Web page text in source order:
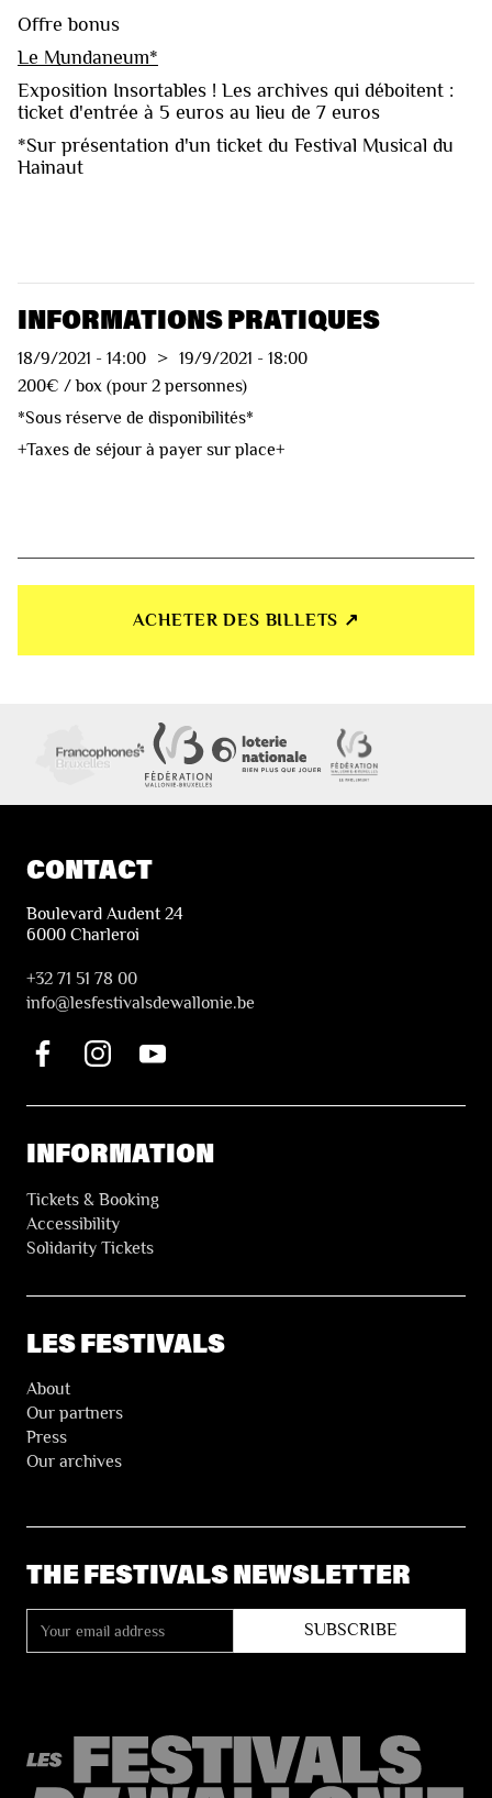
Offre bonus
Le Mundaneum*
Exposition Insortables ! Les archives qui déboitent :
ticket d'entrée à 5 euros au lieu de 7 euros
*Sur présentation d'un ticket du Festival Musical du
Hainaut
INFORMATIONS PRATIQUES
18/9/2021 - 14:00 > 19/9/2021 - 18:00
200€ / box (pour 2 personnes)
*Sous réserve de disponibilités*
+Taxes de séjour à payer sur place+
ACHETER DES BILLETS ↗︎
CONTACT
Boulevard Audent 24
6000 Charleroi
+32 71 51 78 00
info@lesfestivalsdewallonie.be
INFORMATION
Tickets & Booking
Accessibility
Solidarity Tickets
LES FESTIVALS
About
Our partners
Press
Our archives
THE FESTIVALS NEWSLETTER